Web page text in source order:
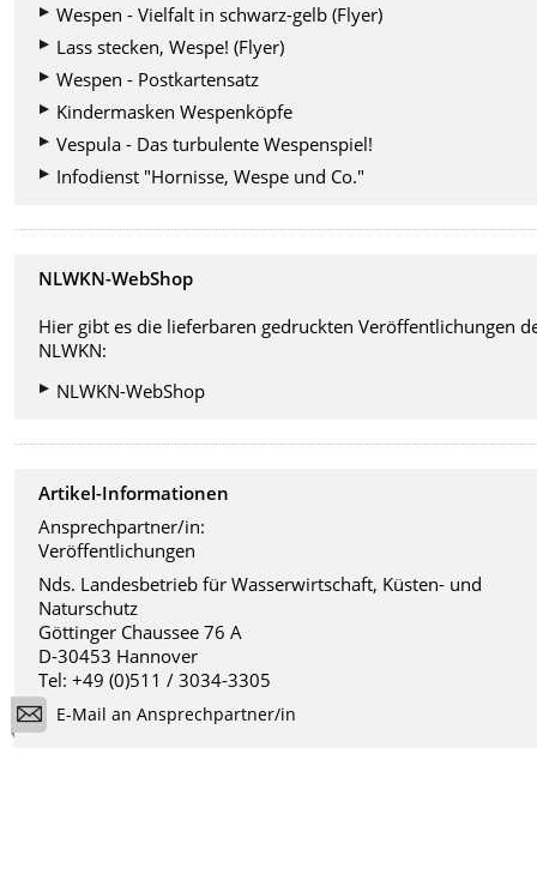
Wespen - Vielfalt in schwarz-gelb (Flyer)
Lass stecken, Wespe! (Flyer)
Wespen - Postkartensatz
Kindermasken Wespenköpfe
Vespula - Das turbulente Wespenspiel!
Infodienst "Hornisse, Wespe und Co."
NLWKN-WebShop
Hier gibt es die lieferbaren gedruckten Veröffentlichungen
NLWKN:
NLWKN-WebShop
Artikel-Informationen
Ansprechpartner/in:
Veröffentlichungen
Nds. Landesbetrieb für Wasserwirtschaft, Küsten- und
Naturschutz
Göttinger Chaussee 76 A
D-30453 Hannover
Tel: +49 (0)511 / 3034-3305
E-Mail an Ansprechpartner/in